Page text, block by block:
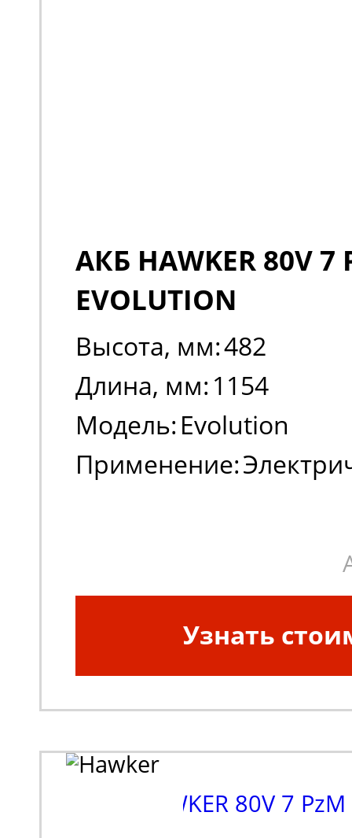
АКБ HAWKER 80V 7
EVOLUTION
Высота, мм:482
Длина, мм: 1154
Модель: Evolution
Применение:
Узнать